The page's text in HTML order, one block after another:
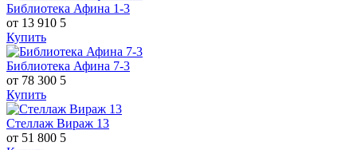
Библиотека Афина 1-3
от 13 910 5
Купить
Библиотека Афина 7-3
от 78 300 5
Купить
Стеллаж Вираж 13
от 51 800 5